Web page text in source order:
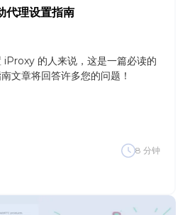
理设置指南
iProxy 的人来说，这是一篇必读的
文章将回答许多您的问题！
8 分钟